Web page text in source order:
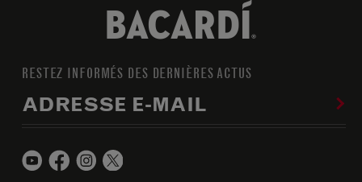
RESTEZ INFORMÉS DES DERNIÈRES ACTUS
ADRESSE E-MAIL